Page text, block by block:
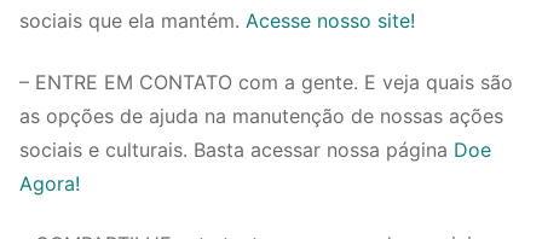
sociais que ela mantém. Acesse nosso site!
– ENTRE EM CONTATO com a gente. E veja quais são
as opções de ajuda na manutenção de nossas ações
sociais e culturais. Basta acessar nossa página Doe
Agora!